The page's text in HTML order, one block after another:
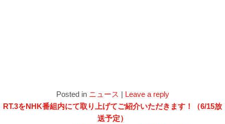
Posted in ニュース | Leave a reply
RT.3をNHK番組内にて取り上げてご紹介いただきます！（6/15放
送予定）